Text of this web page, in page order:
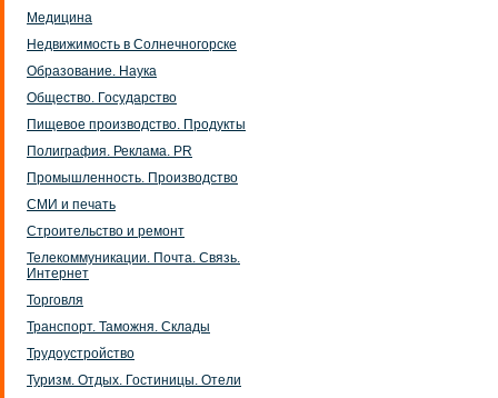
Медицина
Недвижимость в Солнечногорске
Образование. Наука
Общество. Государство
Пищевое производство. Продукты
Полиграфия. Реклама. PR
Промышленность. Производство
СМИ и печать
Строительство и ремонт
Телекоммуникации. Почта. Связь.
Интернет
Торговля
Транспорт. Таможня. Склады
Трудоустройство
Туризм. Отдых. Гостиницы. Отели